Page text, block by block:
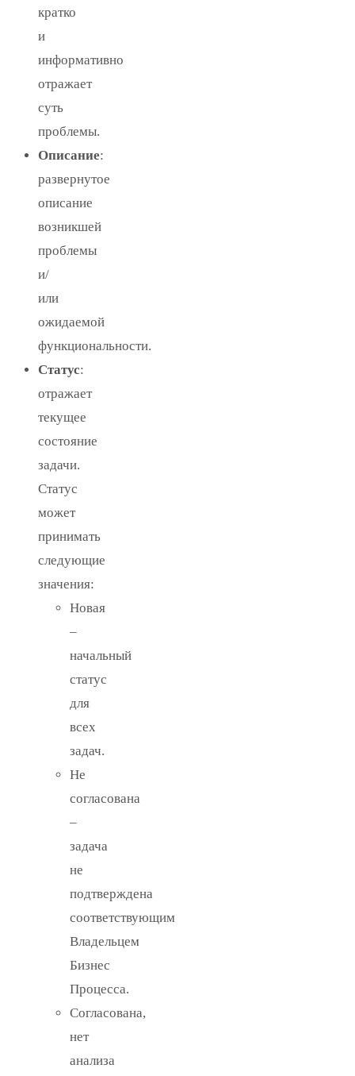
кратко
и
информативно
отражает
суть
проблемы.
Описание:
развернутое
описание
возникшей
проблемы
и/
или
ожидаемой
функциональности.
Статус:
отражает
текущее
состояние
задачи.
Статус
может
принимать
следующие
значения:
Новая
–
начальный
статус
для
всех
задач.
Не
согласована
–
задача
не
подтверждена
соответствующим
Владельцем
Бизнес
Процесса.
Согласована,
нет
анализа